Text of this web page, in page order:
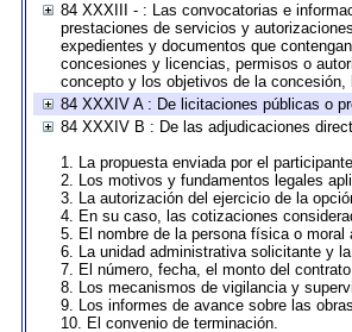
84 XXXIII - : Las convocatorias e
prestaciones de servicios y
expedientes y documentos que
concesiones y licencias, permisos o
concepto y los objetivos de la
84 XXXIV A : De licitaciones públicas o
84 XXXIV B : De las adjudicaciones
1. La propuesta enviada por el
2. Los motivos y fundamentos legales
3. La autorización del ejercicio de la
4. En su caso, las cotizaciones
5. El nombre de la persona física o moral
6. La unidad administrativa solicitante y
7. El número, fecha, el monto del
8. Los mecanismos de vigilancia y
9. Los informes de avance sobre las
10. El convenio de terminación.